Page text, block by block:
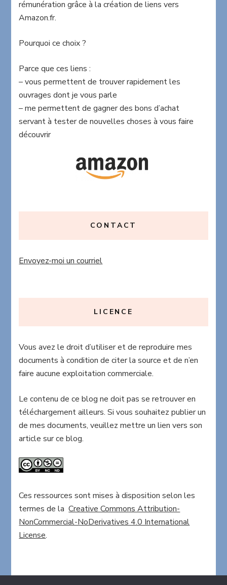
rémunération grâce à la création de liens vers
Amazon.fr.
Pourquoi ce choix ?
Parce que ces liens :
– vous permettent de trouver rapidement les
ouvrages dont je vous parle
– me permettent de gagner des bons d’achat
servant à tester de nouvelles choses à vous faire
découvrir
CONTACT
Envoyez-moi un courriel
LICENCE
Vous avez le droit d’utiliser et de reproduire mes
documents à condition de citer la source et de n’en
faire aucune exploitation commerciale.
Le contenu de ce blog ne doit pas se retrouver en
téléchargement ailleurs. Si vous souhaitez publier un
de mes documents, veuillez mettre un lien vers son
article sur ce blog.
Ces ressources sont mises à disposition selon les
termes de laCreative Commons Attribution-
NonCommercial-NoDerivatives 4.0 International
License.